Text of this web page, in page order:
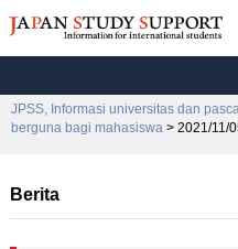
JPSS, Informasi universitas dan
berguna bagi mahasiswa > 2021/11/
Berita